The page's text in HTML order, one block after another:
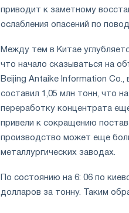
приводит к заметному
ослабления опасений по
Между тем в Китае
что начало сказываться на
Beijing Antaike Information
составил 1,05 млн тонн, что
переработку концентрата
привели к сокращению
производство может еще
металлургических заводах.
По состоянию на 6: 06 по
долларов за тонну. Таким